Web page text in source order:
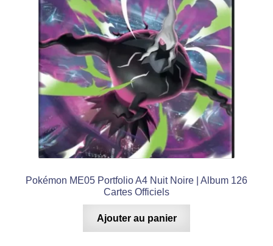
Pokémon ME05 Portfolio A4 Nuit Noire | Album 126
Cartes Officiels
Ajouter au panier